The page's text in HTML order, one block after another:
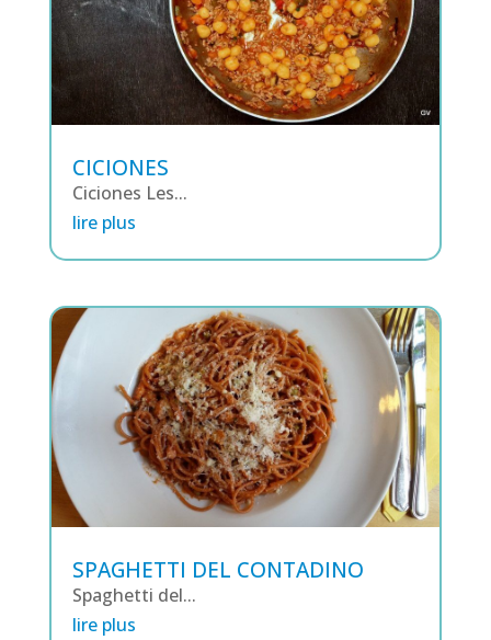
CICIONES
Ciciones Les...
lire plus
SPAGHETTI DEL CONTADINO
Spaghetti del...
lire plus